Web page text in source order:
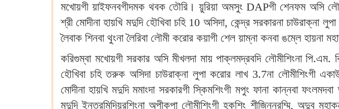
মখোয়গী য়াইফনবগীদমক থবক তৌরি। য়ুরিয়া অমসুং DAPগী শেনফম অসি
শ্রী মোদীনা হায়খি মদুদি হৌখিবা চহি 10 অসিদা, কেন্দ্র সরকারনা চাউরাক্না
লৈবাক শিনবা থুংনা লৈরিবা লৌমী করোর কয়াগী শেল য়াম্না কনবা ঙম্লে হায়না
করিগুম্বা মখোয়গী সরকার অসি মীখলদা মায় পাক্লমদ্রবদি লৌমীশিংনা
হৌখিবা চহি তরুক অসিদা চাউরাক্না লুপা করোর লাখ 3.7না লৌমীশিংগী
মোদীনা হায়খি মদুদি মমাংদা সরকারগী স্কিমশিংগী মপুং ফানা কান্নবা
মদুদি ইন্তরমিদিয়রশিংনা অপীকপা লৌমীশিংগী হকশিং শীজিন্নরম্মি, অদুবু